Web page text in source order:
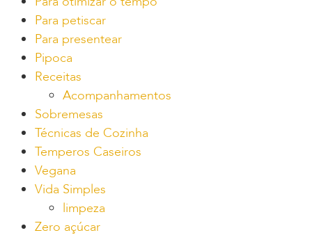
Para petiscar
Para presentear
Pipoca
Receitas
Acompanhamentos
Sobremesas
Técnicas de Cozinha
Temperos Caseiros
Vegana
Vida Simples
limpeza
Zero açúcar